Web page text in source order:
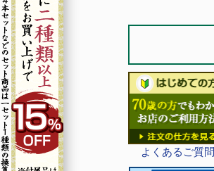
よくあるご質問